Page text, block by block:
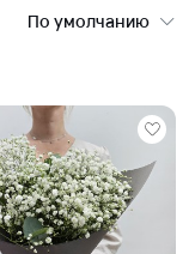
По умолчанию